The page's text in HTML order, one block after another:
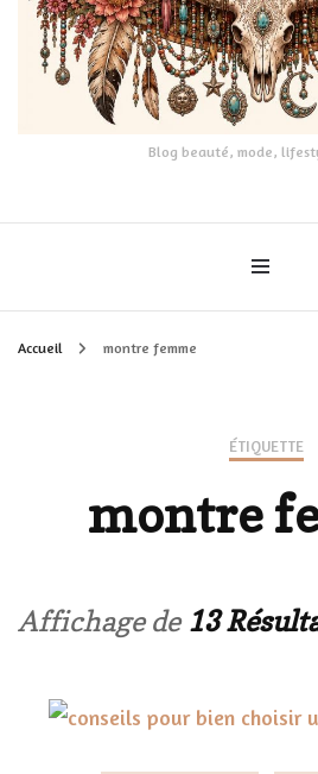
Blog beauté, mode,
Accueil montre femme
ÉTIQUETTE
montre
Affichage de 13